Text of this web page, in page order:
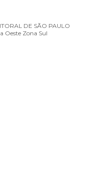
DE SÃO PAULO
Oeste Zona Sul